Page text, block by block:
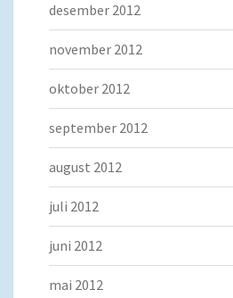
desember 2012
november 2012
oktober 2012
september 2012
august 2012
juli 2012
juni 2012
mai 2012